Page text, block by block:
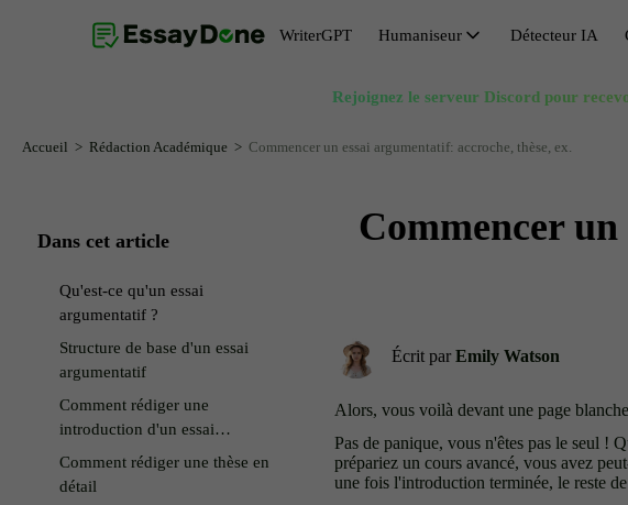
Humaniseur IA gratuit
Suppression de l’IA du texte
Générateur de sujets
Générateur de résumés
Générateur de conclusion d'essai
WriterGPT Humaniseur Détecteur IA
Rejoignez le serveur Discord pour
Accueil Rédaction Académique Commencer un essai argumentatif: accroche, thèse, ex.
Dans cet article
Qu'est-ce qu'un essai
argumentatif ?
Structure de base d'un essai
argumentatif
Comment rédiger une
introduction d'un essai
argumentatif
Comment rédiger une thèse en
détail
Commencer
Écrit par Emily Watson
Alors, vous voilà devant une page
Pas de panique, vous n'êtes pas le seul !
prépariez un cours avancé, vous avez
une fois l'introduction terminée, le reste